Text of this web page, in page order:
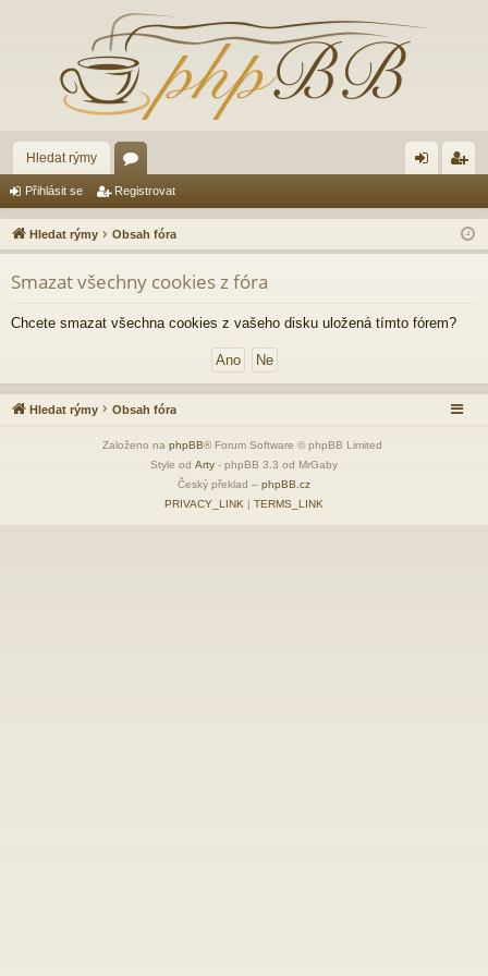
Hledat rýmy
ór
a lá
sit
ist
ro
Přihlásit se Registrovat
Hledat rýmy Obsah fóra
Smazat všechny cookies z fóra
Chcete smazat všechna cookies z vašeho disku uložená tímto fórem?
Hledat rýmy Obsah fóra
Založeno na phpBB® Forum Software © phpBB Limited
Style od Arty - phpBB 3.3 od MrGaby
Český překlad – phpBB.cz
PRIVACY_LINK | TERMS_LINK